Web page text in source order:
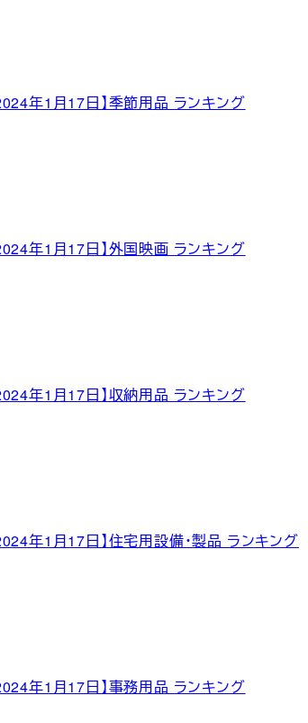
年1月17日】季節用品 ランキング
年1月17日】外国映画 ランキング
年1月17日】収納用品 ランキング
年1月17日】住宅用設備・製品 ランキング
年1月17日】事務用品 ランキング